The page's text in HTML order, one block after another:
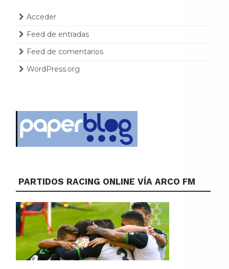
Acceder
Feed de entradas
Feed de comentarios
WordPress.org
PARTIDOS RACING ONLINE VÍA ARCO FM